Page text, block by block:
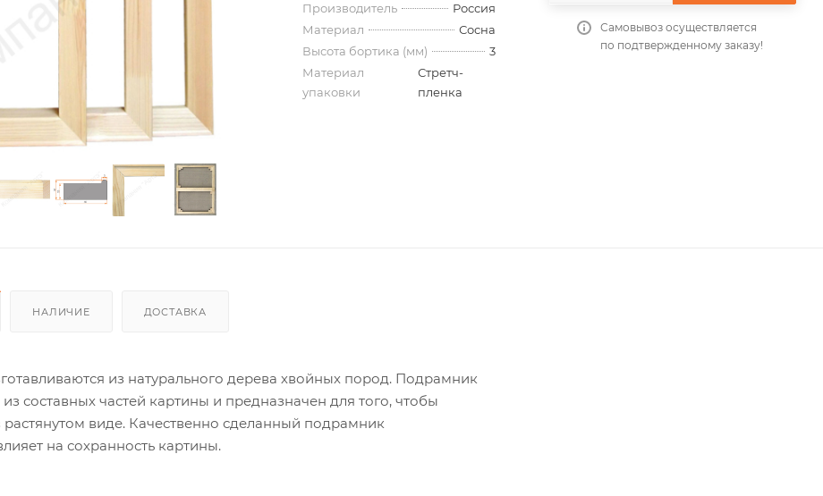
Производитель
Россия
Материал
Сосна
Высота бортика (мм)
3
Материал
упаковки
Стретч-
пленка
Самовывоз осуществляется
по подтвержденному заказу!
НАЛИЧИЕ ДОСТАВКА
из натурального дерева хвойных пород. Подрамник
составных частей картины и предназначен для того, чтобы
растянутом виде. Качественно сделанный подрамник
на сохранность картины.